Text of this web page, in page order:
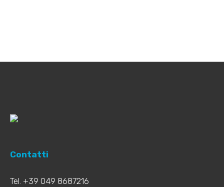
Contatti
Tel. +39 049 8687216